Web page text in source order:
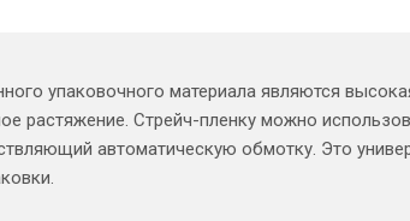
упаковочного материала являются
растяжение. Стрейч-пленку можно
автоматическую обмотку. Это